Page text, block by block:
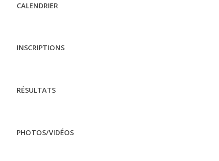
CALENDRIER
INSCRIPTIONS
RÉSULTATS
PHOTOS/VIDÉOS